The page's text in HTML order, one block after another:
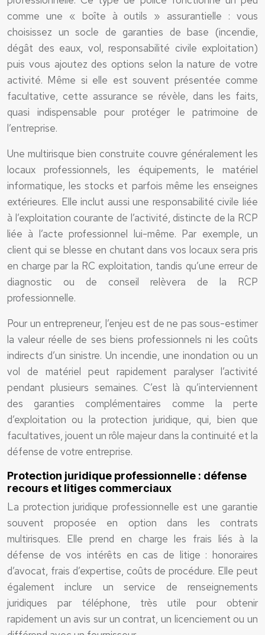
comme une « boîte à outils » assurantielle : vous
choisissez un socle de garanties de base (incendie,
dégât des eaux, vol, responsabilité civile exploitation)
puis vous ajoutez des options selon la nature de votre
activité. Même si elle est souvent présentée comme
facultative, cette assurance se révèle, dans les faits,
quasi indispensable pour protéger le patrimoine de
l’entreprise.
Une multirisque bien construite couvre généralement les
locaux professionnels, les équipements, le matériel
informatique, les stocks et parfois même les enseignes
extérieures. Elle inclut aussi une responsabilité civile liée
à l’exploitation courante de l’activité, distincte de la RCP
liée à l’acte professionnel lui-même. Par exemple, un
client qui se blesse en chutant dans vos locaux sera pris
en charge par la RC exploitation, tandis qu’une erreur de
diagnostic ou de conseil relèvera de la RCP
professionnelle.
Pour un entrepreneur, l’enjeu est de ne pas sous-estimer
la valeur réelle de ses biens professionnels ni les coûts
indirects d’un sinistre. Un incendie, une inondation ou un
vol de matériel peut rapidement paralyser l’activité
pendant plusieurs semaines. C’est là qu’interviennent
des garanties complémentaires comme la perte
d’exploitation ou la protection juridique, qui, bien que
facultatives, jouent un rôle majeur dans la continuité et la
défense de votre entreprise.
Protection juridique professionnelle : défense
recours et litiges commerciaux
La protection juridique professionnelle est une garantie
souvent proposée en option dans les contrats
multirisques. Elle prend en charge les frais liés à la
défense de vos intérêts en cas de litige : honoraires
d’avocat, frais d’expertise, coûts de procédure. Elle peut
également inclure un service de renseignements
juridiques par téléphone, très utile pour obtenir
rapidement un avis sur un contrat, un licenciement ou un